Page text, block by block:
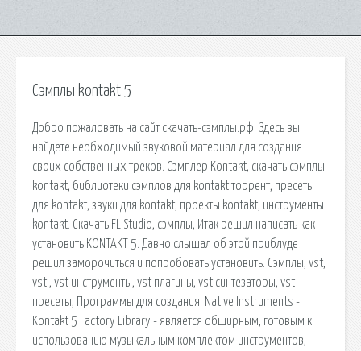
Сэмплы kontakt 5
Добро пожаловать на сайт скачать-сэмплы.рф! Здесь вы
найдете необходимый звуковой материал для создания
своих собственных треков. Сэмплер Kontakt, скачать сэмплы
kontakt, библиотеки сэмплов для kontakt торрент, пресеты
для kontakt, звуки для kontakt, проекты kontakt, инструменты
kontakt. Скачать FL Studio, сэмплы, Итак решил написать как
установить KONTAKT 5. Давно слышал об этой приблуде
решил заморочиться и попробовать установить. Сэмплы, vst,
vsti, vst инструменты, vst плагины, vst синтезаторы, vst
пресеты, Программы для создания. Native Instruments -
Kontakt 5 Factory Library - является обширным, готовым к
использованию музыкальным комплектом инструментов,